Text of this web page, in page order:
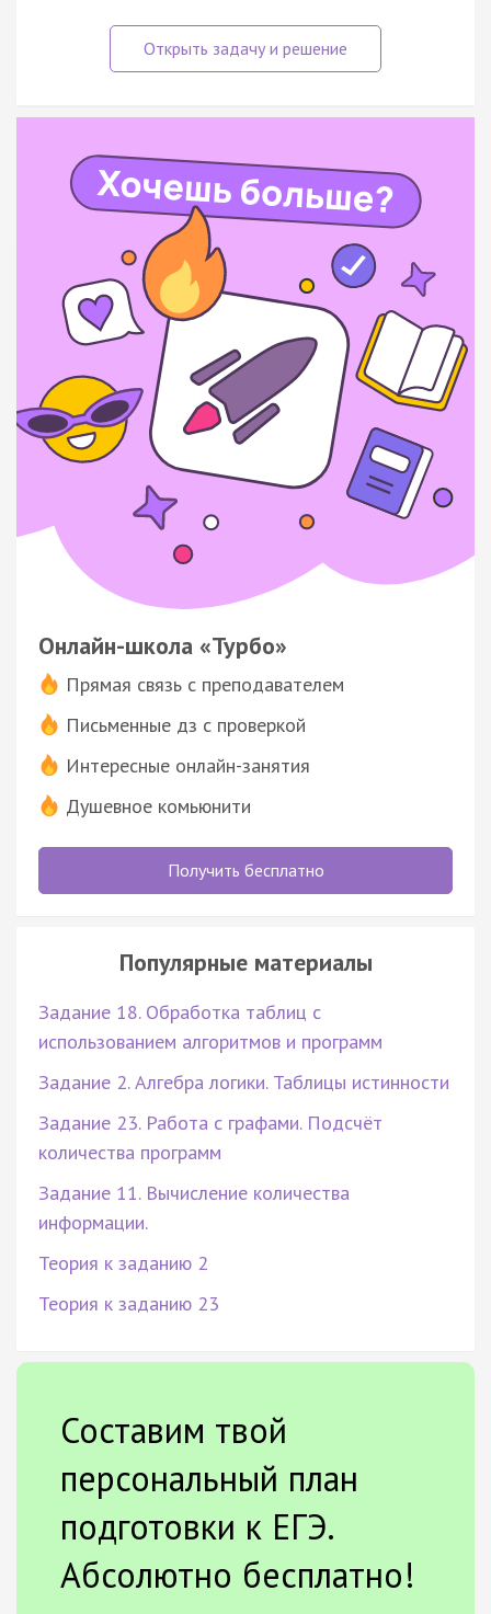
Онлайн-школа «Турбо»
Прямая связь с преподавателем
Письменные дз с проверкой
Интересные онлайн-занятия
Душевное комьюнити
Получить бесплатно
Популярные материалы
Задание 18. Обработка таблиц с
использованием алгоритмов и программ
Задание 2. Алгебра логики. Таблицы истинности
Задание 23. Работа с графами. Подсчёт
количества программ
Задание 11. Вычисление количества
информации.
Теория к заданию 2
Теория к заданию 23
Составим твой
персональный план
подготовки к ЕГЭ.
Абсолютно бесплатно!